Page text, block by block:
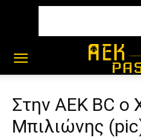
Στην ΑΕΚ BC ο
Μπιλιώνης